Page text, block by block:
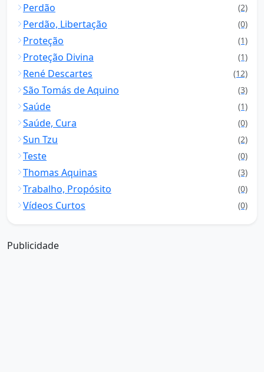
Perdão (2)
Perdão, Libertação (0)
Proteção (1)
Proteção Divina (1)
René Descartes (12)
São Tomás de Aquino (3)
Saúde (1)
Saúde, Cura (0)
Sun Tzu (2)
Teste (0)
Thomas Aquinas (3)
Trabalho, Propósito (0)
Vídeos Curtos (0)
Publicidade